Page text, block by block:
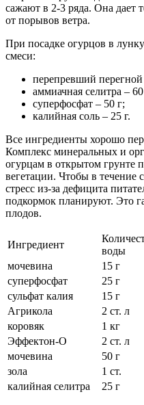
сажают в 2-3 ряда. Она дает
от порывов ветра.
При посадке огурцов в
смеси:
перепревший перегной
аммиачная селитра –
суперфосфат – 50 г;
калийная соль – 25 г.
Все ингредиенты хорошо
Комплекс минеральных и
огурцам в открытом грунте
вегетации. Чтобы в течение
стресс из-за дефицита
подкормок планируют. Это
плодов.
Ингредиент
воды
мочевина
15 г
суперфосфат
25 г
сульфат калия
15 г
Агрикола
2 ст. л
коровяк
1 кг
Эффектон-О
2 ст. л
мочевина
50 г
зола
1 ст.
калийная селитра
25 г